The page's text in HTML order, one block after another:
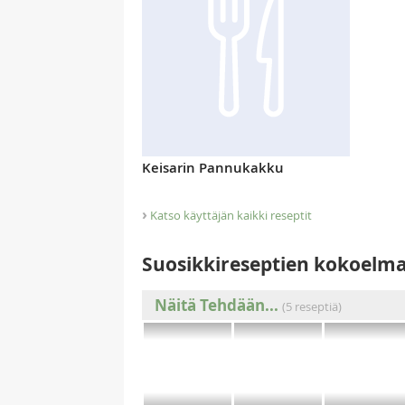
Keisarin Pannukakku
› Katso käyttäjän kaikki reseptit
Suosikkireseptien
Näitä Tehdään... (5 reseptiä)